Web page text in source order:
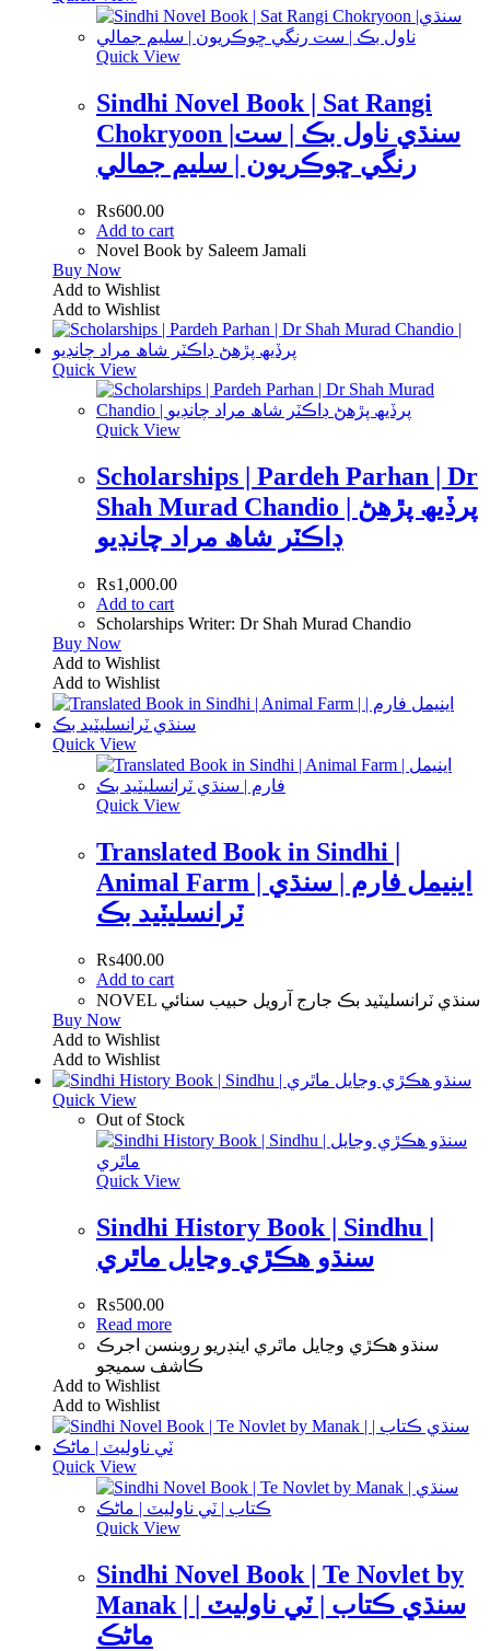
Quick View
Sindhi Novel Book | Sat Rangi
Chokryoon |سنڌي ناول بڪ | ست
رنگي ڇوڪريون | سليم جمالي
₨600.00
Add to cart
Novel Book by Saleem Jamali
Buy Now
Add to Wishlist
Add to Wishlist
Quick View
Quick View
Scholarships | Pardeh Parhan | Dr
Shah Murad Chandio | پرڏيھ پڙھڻ
ڊاڪٽر شاھ مراد چانڊيو
₨1,000.00
Add to cart
Scholarships Writer: Dr Shah Murad Chandio
Buy Now
Add to Wishlist
Add to Wishlist
Quick View
Quick View
Translated Book in Sindhi |
Animal Farm | اينيمل فارم | سنڌي
ٽرانسليٽيد بڪ
₨400.00
Add to cart
NOVEL سنڌي ٽرانسليٽيد بڪ جارج آرويل حبيب سنائي
Buy Now
Add to Wishlist
Add to Wishlist
Quick View
Out of Stock
Quick View
Sindhi History Book | Sindhu |
سنڌو هڪڙي وڃايل ماٿري
₨500.00
Read more
سنڌو هڪڙي وڃايل ماٿري اينڊريو روبنسن اجرڪ
ڪاشف سميجو
Add to Wishlist
Add to Wishlist
Quick View
Quick View
Sindhi Novel Book | Te Novlet by
Manak | سنڌي ڪتاب | ٽي ناوليٽ |
ماڻڪ